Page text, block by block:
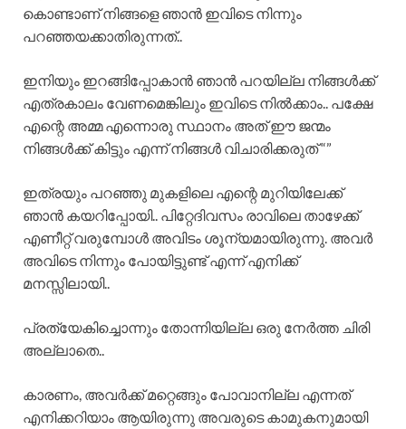
കൊണ്ടാണ് നിങ്ങളെ ഞാൻ ഇവിടെ നിന്നും
പറഞ്ഞയക്കാതിരുന്നത്..
ഇനിയും ഇറങ്ങിപ്പോകാൻ ഞാൻ പറയില്ല നിങ്ങൾക്ക്
എത്രകാലം വേണമെങ്കിലും ഇവിടെ നിൽക്കാം.. പക്ഷേ
എന്റെ അമ്മ എന്നൊരു സ്ഥാനം അത് ഈ ജന്മം
നിങ്ങൾക്ക് കിട്ടും എന്ന് നിങ്ങൾ വിചാരിക്കരുത് “”
ഇത്രയും പറഞ്ഞു മുകളിലെ എന്റെ മുറിയിലേക്ക്
ഞാൻ കയറിപ്പോയി.. പിറ്റേദിവസം രാവിലെ താഴേക്ക്
എണീറ്റ് വരുമ്പോൾ അവിടം ശൂന്യമായിരുന്നു. അവർ
അവിടെ നിന്നും പോയിട്ടുണ്ട് എന്ന് എനിക്ക്
മനസ്സിലായി..
പ്രത്യേകിച്ചൊന്നും തോന്നിയില്ല ഒരു നേർത്ത ചിരി
അല്ലാതെ..
കാരണം, അവർക്ക് മറ്റെങ്ങും പോവാനില്ല എന്നത്
എനിക്കറിയാം ആയിരുന്നു അവരുടെ കാമുകനുമായി